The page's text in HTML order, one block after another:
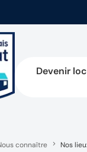
Devenir
connaître Nos